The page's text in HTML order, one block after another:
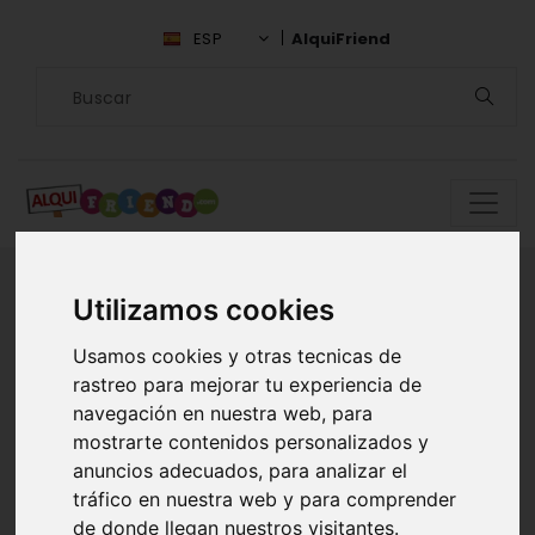
Utilizamos cookies
Usamos cookies y otras tecnicas de
rastreo para mejorar tu experiencia de
navegación en nuestra web, para
mostrarte contenidos personalizados y
anuncios adecuados, para analizar el
tráfico en nuestra web y para comprender
de donde llegan nuestros visitantes.
ESP AlquiFriend
Encuentra
compañía en
Barcelona
ALQUILAR AMIGOS EN